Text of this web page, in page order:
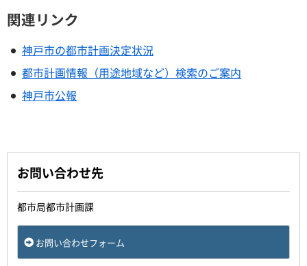
関連リンク
神戸市の都市計画決定状況
都市計画情報（用途地域など）検索のご案内
神戸市公報
お問い合わせ先
都市局都市計画課
お問い合わせフォーム